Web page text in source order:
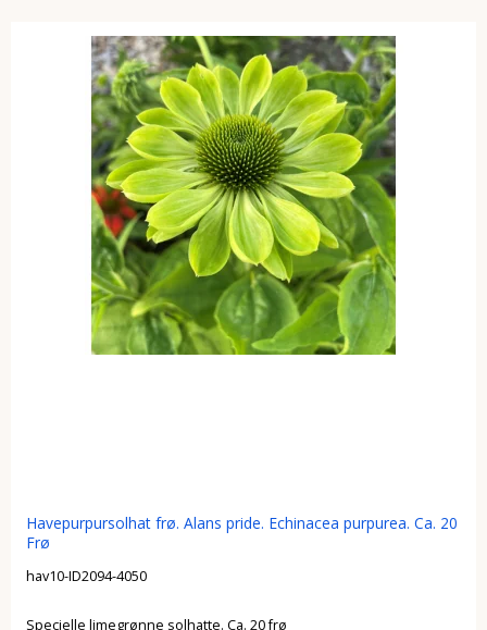
Havepurpursolhat frø. Alans pride. Echinacea purpurea. Ca. 20
Frø
hav10-ID2094-4050
Specielle limegrønne solhatte. Ca. 20 frø